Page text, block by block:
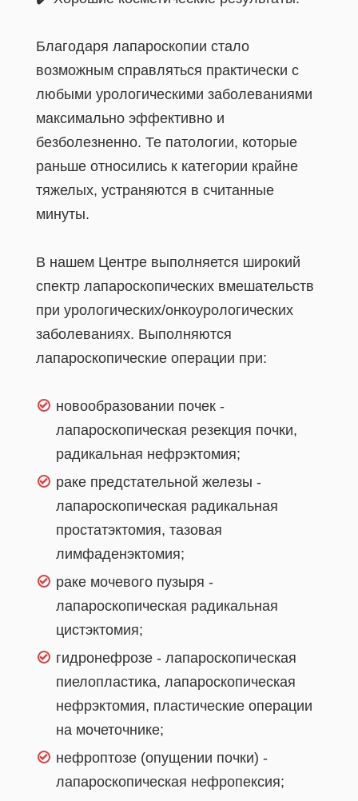
Благодаря лапароскопии стало
возможным справляться практически с
любыми урологическими заболеваниями
максимально эффективно и
безболезненно. Те патологии, которые
раньше относились к категории крайне
тяжелых, устраняются в считанные
минуты.
В нашем Центре выполняется широкий
спектр лапароскопических вмешательств
при урологических/онкоурологических
заболеваниях. Выполняются
лапароскопические операции при:
новообразовании почек -
лапароскопическая резекция почки,
радикальная нефрэктомия;
раке предстательной железы -
лапароскопическая радикальная
простатэктомия, тазовая
лимфаденэктомия;
раке мочевого пузыря -
лапароскопическая радикальная
цистэктомия;
гидронефрозе - лапароскопическая
пиелопластика, лапароскопическая
нефрэктомия, пластические операции
на мочеточнике;
нефроптозе (опущении почки) -
лапароскопическая нефропексия;